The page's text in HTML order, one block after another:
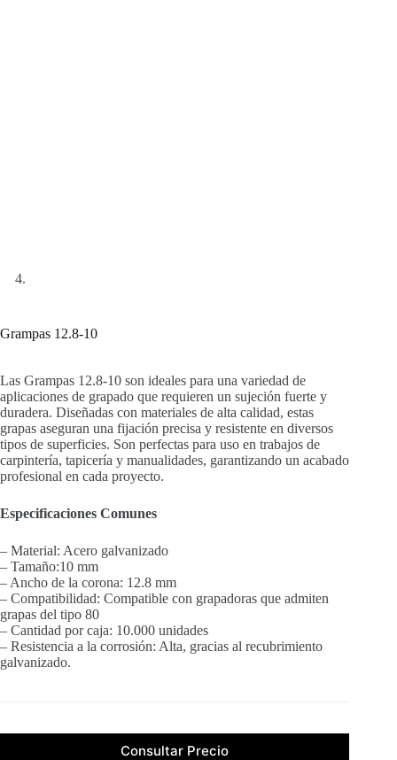
Grampas 12.8-10
Las Grampas 12.8-10 son ideales para una variedad de
aplicaciones de grapado que requieren un sujeción fuerte y
duradera. Diseñadas con materiales de alta calidad, estas
grapas aseguran una fijación precisa y resistente en diversos
tipos de superficies. Son perfectas para uso en trabajos de
carpintería, tapicería y manualidades, garantizando un acabado
profesional en cada proyecto.
Especificaciones Comunes
– Material: Acero galvanizado
– Tamaño:10 mm
– Ancho de la corona: 12.8 mm
– Compatibilidad: Compatible con grapadoras que admiten
grapas del tipo 80
– Cantidad por caja: 10.000 unidades
– Resistencia a la corrosión: Alta, gracias al recubrimiento
galvanizado.
Consultar Precio